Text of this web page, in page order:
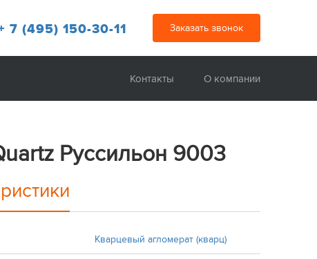
7 (495) 150-30-11 Заказать звонок
О компании
Контакты
Руссильон 9003
Кварцевый агломерат (кварц)